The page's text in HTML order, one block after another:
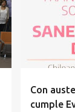
Con
cumple